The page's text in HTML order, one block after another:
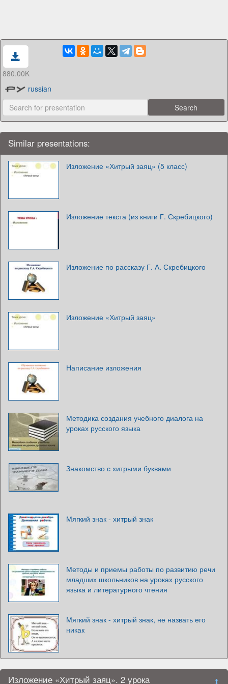
880.00K
russian
Similar presentations:
Изложение «Хитрый заяц» (5 класс)
Изложение текста (из книги Г. Скребицкого)
Изложение по рассказу Г. А. Скребицкого
Изложение «Хитрый заяц»
Написание изложения
Методика создания учебного диалога на
уроках русского языка
Знакомство с хитрыми буквами
Мягкий знак - хитрый знак
Методы и приемы работы по развитию речи
младших школьников на уроках русского
языка и литературного чтения
Мягкий знак - хитрый знак, не назвать его
никак
Изложение «Хитрый заяц». 2 урока